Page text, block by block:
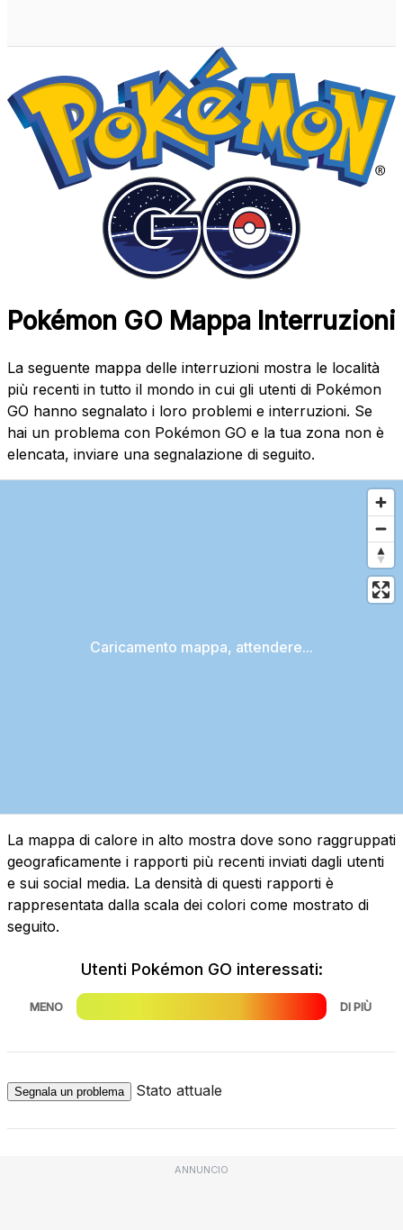
Pokémon GO Mappa Interruzioni
La seguente mappa delle interruzioni mostra le località
più recenti in tutto il mondo in cui gli utenti di Pokémon
GO hanno segnalato i loro problemi e interruzioni. Se
hai un problema con Pokémon GO e la tua zona non è
elencata, inviare una segnalazione di seguito.
Caricamento mappa, attendere...
La mappa di calore in alto mostra dove sono raggruppati
geograficamente i rapporti più recenti inviati dagli utenti
e sui social media. La densità di questi rapporti è
rappresentata dalla scala dei colori come mostrato di
seguito.
Utenti Pokémon GO interessati:
MENO DI PIÙ
Segnala un problema Stato attuale
ANNUNCIO